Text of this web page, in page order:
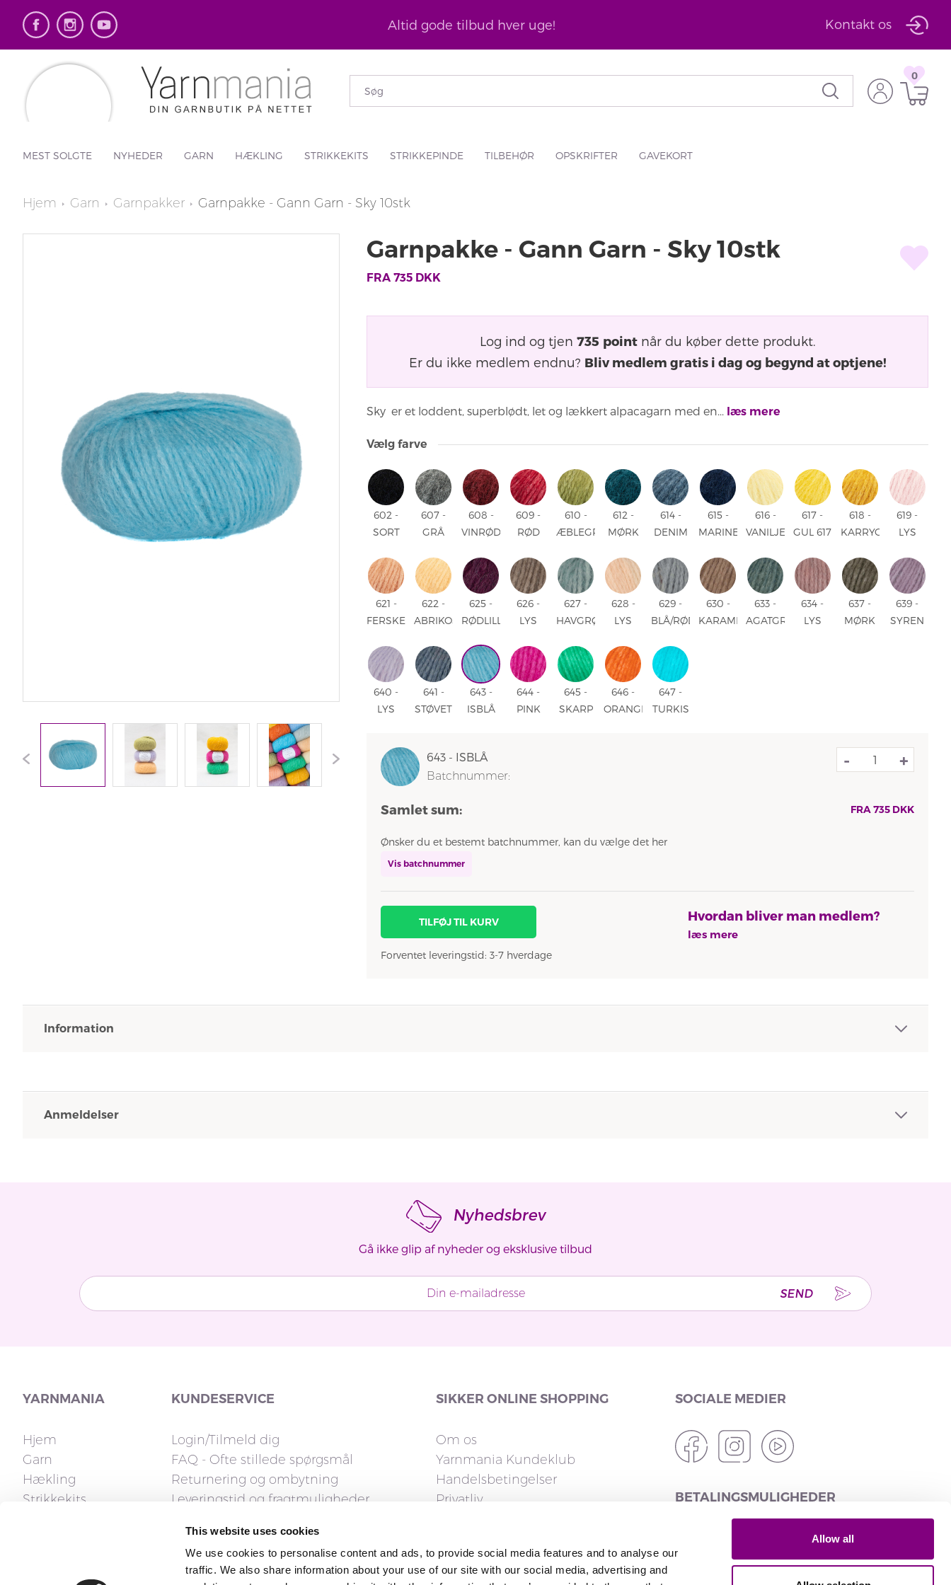
This website uses cookies
We use cookies to personalise content and ads, to provide social media features and to analyse our
traffic. We also share information about your use of our site with our social media, advertising and
Allow all
Altid gode tilbud hver uge! Kontakt os
0
MEST SOLGTE NYHEDER GARN HÆKLING STRIKKEKITS STRIKKEPINDE TILBEHØR OPSKRIFTER GAVEKORT
Hjem Garn Garnpakker Garnpakke - Gann Garn - Sky 10stk
Garnpakke - Gann Garn - Sky 10stk
FRA 735 DKK
Log ind og tjen 735 pointnår du køber dette produkt.
Er du ikke medlem endnu? Bliv medlem gratis i dag og begynd at optjene!
Sky er et loddent, superblødt, let og lækkert alpacagarn med en... læs mere
Vælg farve
602 -
SORT
SORT
607 -
GRÅ
607 -
GRÅ
MELERET
608 -
VINRØD
VINRØD
609 -
RØD
RØD
610 -
ÆBLEGRØN
ÆBLEGRØN
612 -
MØRK
612 -
MØRK
PETROL
614 -
DENIM
DENIM
615 -
MARINEBLÅ
MARINEBLÅ
616 -
VANILJEGUL
VANILJEGUL
617 -
GUL 617
618 -
KARRYGUL
KARRYGUL
619 -
LYS
619 -
LYS
ROSA
621 -
FERSKEN
FERSKEN
622 -
ABRIKOS
ABRIKOS
625 -
RØDLILLA
RØDLILLA
626 -
LYS
MELERET
626 -
LYS
BRUN
627 -
HAVGRØN
HAVGRØN
628 -
LYS
628 -
LYS
PASTEL
629 -
BLÅ/RØD/VINRØD
BLÅ/RØD/VINRØD
630 -
KARAMELL
633 -
AGATGRØN
634 -
LYS
637 -
MØRK
639 -
SYREN
640 -
LYS
LYS
SYREN
641 -
STØVET
STØVET
BLÅ
643 -
ISBLÅ
644 -
PINK
645 -
SKARP
646 -
ORANGE
647 -
TURKIS
643 - ISBLÅ
Batchnummer:
- +
Samlet sum: FRA735DKK
Ønsker du et bestemt batchnummer, kan du vælge det her
Vis batchnummer
TILFØJ TIL KURV
Forventet leveringstid: 3-7 hverdage
Hvordan bliver man medlem?
læs mere
Information
Anmeldelser
Nyhedsbrev
Gå ikke glip af nyheder og eksklusive tilbud
SEND
YARNMANIA
Hjem
Garn
Hækling
Strikkekits
KUNDESERVICE
Login/Tilmeld dig
FAQ - Ofte stillede spørgsmål
Returnering og ombytning
Leveringstid og fragtmuligheder
Reklamation og fortrydelsesret
Kontakt os
SIKKER ONLINE SHOPPING
Om os
Yarnmania Kundeklub
Handelsbetingelser
Privatliv
SOCIALE MEDIER
BETALINGSMULIGHEDER
LEVERINGSMULIGHEDER